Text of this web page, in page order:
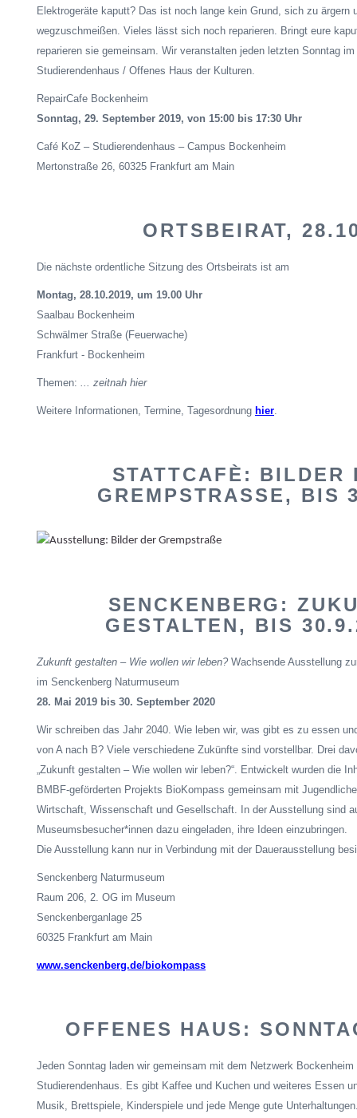
Elektrogeräte kaputt? Das ist noch lange kein Grund, sich zu ärgern
wegzuschmeißen. Vieles lässt sich noch reparieren. Bringt eure
reparieren sie gemeinsam. Wir veranstalten jeden letzten Sonntag
Studierendenhaus / Offenes Haus der Kulturen.
RepairCafe Bockenheim
Sonntag, 29. September 2019, von 15:00 bis 17:30 Uhr
Café KoZ – Studierendenhaus – Campus Bockenheim
Mertonstraße 26, 60325 Frankfurt am Main
ORTSBEIRAT,
Die nächste ordentliche Sitzung des Ortsbeirats ist am
Montag, 28.10.2019, um 19.00 Uhr
Saalbau Bockenheim
Schwälmer Straße (Feuerwache)
Frankfurt - Bockenheim
Themen: ... zeitnah hier
Weitere Informationen, Termine, Tagesordnung hier
STATTCAFÈ: BILDER
GREMPSTRASSE
, BIS
SENCKENBERG:
GESTALTEN, BIS
Zukunft gestalten – Wie wollen wir leben? Wachsende Ausstellung
im Senckenberg Naturmuseum
28. Mai 2019 bis 30. September 2020
Wir schreiben das Jahr 2040. Wie leben wir, was gibt es zu essen
von A nach B? Viele verschiedene Zukünfte sind vorstellbar. Drei
„Zukunft gestalten – Wie wollen wir leben?“. Entwickelt wurden die
BMBF-geförderten Projekts BioKompass gemeinsam mit
Wirtschaft, Wissenschaft und Gesellschaft. In der Ausstellung sind
Museumsbesucher*innen dazu eingeladen, ihre Ideen einzubringen.
Die Ausstellung kann nur in Verbindung mit der Dauerausstellung
Senckenberg Naturmuseum
Raum 206, 2. OG im Museum
Senckenberganlage 25
60325 Frankfurt am Main
www.senckenberg.de/biokompass
OFFENES HAUS:
Jeden Sonntag laden wir gemeinsam mit dem Netzwerk
Studierendenhaus. Es gibt Kaffee und Kuchen und weiteres Essen
Musik, Brettspiele, Kinderspiele und jede Menge gute